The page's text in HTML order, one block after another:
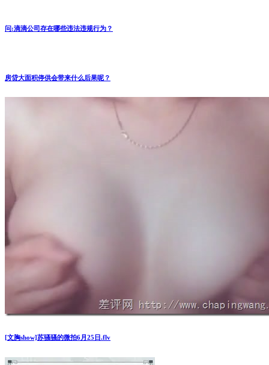
问:滴滴公司存在哪些违法违规行为？
房贷大面积停供会带来什么后果呢？
[文胸show]苏骚骚的微拍6月25日.flv